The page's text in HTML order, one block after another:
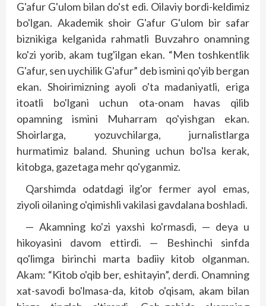
G'afur G'ulom bilan do'st edi. Oilaviy bordi-keldimiz
bo'lgan. Akademik shoir G'afur G'ulom bir safar
biznikiga kelganida rahmatli Buvzahro onamning
ko'zi yorib, akam tug'ilgan ekan. “Men toshkentlik
G'afur, sen uychilik G'afur” deb ismini qo'yib bergan
ekan. Shoirimizning ayoli o'ta madaniyatli, eriga
itoatli bo'lgani uchun ota-onam havas qilib
opamning ismini Muharram qo'yishgan ekan.
Shoirlarga, yozuvchilarga, jurnalistlarga
hurmatimiz baland. Shuning uchun bo'lsa kerak,
kitobga, gazetaga mehr qo'yganmiz.
Qarshimda odatdagi ilg'or fermer ayol emas,
ziyoli oilaning o'qimishli vakilasi gavdalana boshladi.
— Akamning ko'zi yaxshi ko'rmasdi, — deya u
hikoyasini davom ettirdi. — Beshinchi sinfda
qo'limga birinchi marta badiiy kitob olganman.
Akam: “Kitob o'qib ber, eshitayin”, derdi. Onamning
xat-savodi bo'lmasa-da, kitob o'qisam, akam bilan